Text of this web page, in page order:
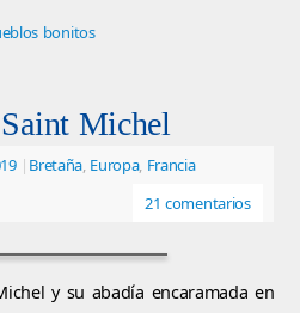
bonitos
Michel
| Bretaña, Europa, Francia
21 comentarios
y su abadía encaramada en